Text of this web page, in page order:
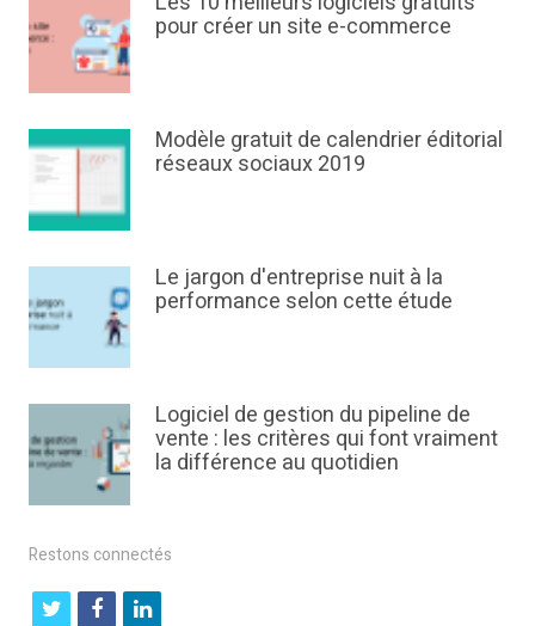
pour créer un site e-commerce
Modèle gratuit de calendrier éditorial
réseaux sociaux 2019
Le jargon d'entreprise nuit à la
performance selon cette étude
Logiciel de gestion du pipeline de
vente : les critères qui font vraiment
la différence au quotidien
Restons connectés
t
f
l